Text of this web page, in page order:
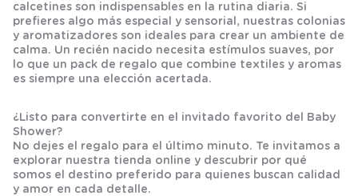
calcetines son indispensables en la rutina diaria. Si
prefieres algo más especial y sensorial, nuestras colonias
y aromatizadores son ideales para crear un ambiente de
calma. Un recién nacido necesita estímulos suaves, por
lo que un pack de regalo que combine textiles y aromas
es siempre una elección acertada.
¿Listo para convertirte en el invitado favorito del Baby
Shower?
No dejes el regalo para el último minuto. Te invitamos a
explorar nuestra tienda online y descubrir por qué
somos el destino preferido para quienes buscan calidad
y amor en cada detalle.